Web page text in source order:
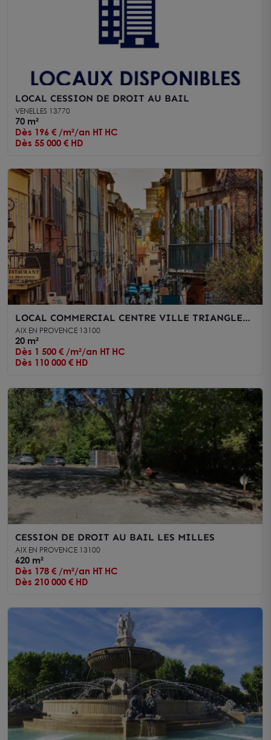
LOCAL CESSION DE DROIT AU BAIL
VENELLES 13770
70 m²
Dès 196 € /m²/an HT HC
Dès 55 000 € HD
LOCAL COMMERCIAL CENTRE VILLE TRIANGLE
D'OR
AIX EN PROVENCE 13100
20 m²
Dès 1 500 € /m²/an HT HC
Dès 110 000 € HD
CESSION DE DROIT AU BAIL LES MILLES
AIX EN PROVENCE 13100
620 m²
Dès 178 € /m²/an HT HC
Dès 210 000 € HD